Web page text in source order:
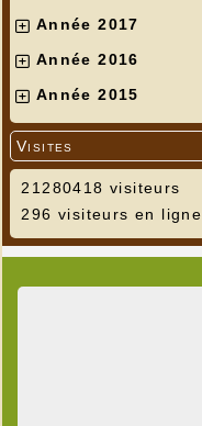
Année 2017
Année 2016
Année 2015
Visites
21280418 visiteurs
296 visiteurs en ligne